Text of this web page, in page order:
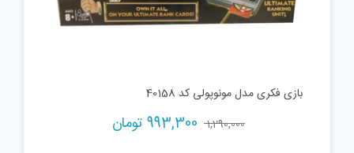
بازی فکری مدل مونوپولی کد 40158
1,290,000
Original
993,300 تومان